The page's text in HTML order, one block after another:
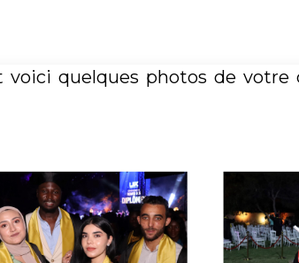
voici quelques photos de